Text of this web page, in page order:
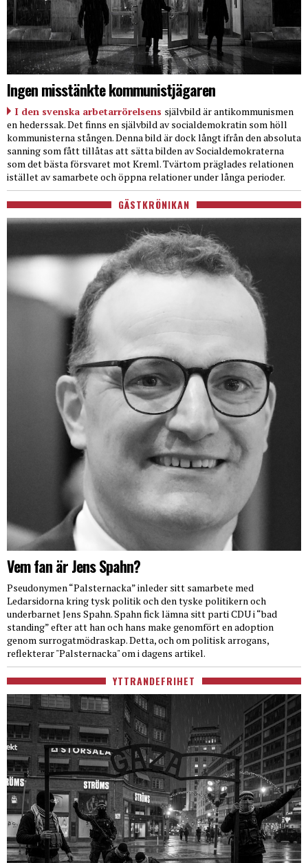
Ingen misstänkte kommunistjägaren
I den svenska arbetarrörelsens självbild är antikommunismen
en hederssak. Det finns en självbild av socialdemokratin som höll
kommunisterna stången. Denna bild är dock långt ifrån den absoluta
sanning som fått tillåtas att sätta bilden av Socialdemokraterna
som det bästa försvaret mot Kreml. Tvärtom präglades relationen
istället av samarbete och öppna relationer under långa perioder.
GÄSTKRÖNIKAN
Vem fan är Jens Spahn?
Pseudonymen “Palsternacka” inleder sitt samarbete med
Ledarsidorna kring tysk politik och den tyske politikern och
underbarnet Jens Spahn. Spahn fick lämna sitt parti CDU i “bad
standing” efter att han och hans make genomfört en adoption
genom surrogatmödraskap. Detta, och om politisk arrogans,
reflekterar "Palsternacka" om i dagens artikel.
YTTRANDEFRIHET